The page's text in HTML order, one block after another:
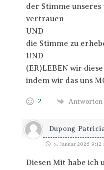
der Stimme unseres
vertrauen
UND
die Stimme zu
UND
(ER)LEBEN wir
indem wir das uns
2 Antworten
Dupong
5. Januar 2026 9:12
Diesen Mit habe ich